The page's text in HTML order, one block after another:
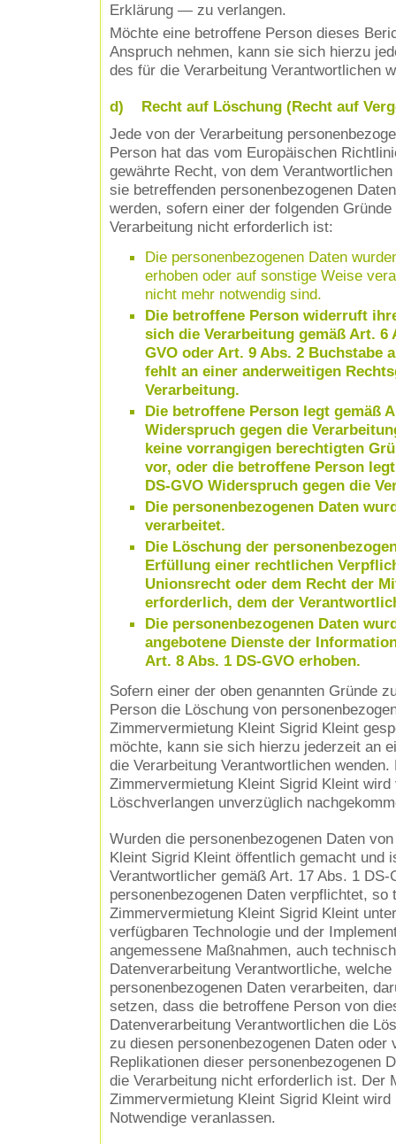
Erklärung — zu verlangen.
Möchte eine betroffene Person dieses
Anspruch nehmen, kann sie sich hierzu
des für die Verarbeitung Verantwortlichen
d) Recht auf Löschung (Recht auf
Jede von der Verarbeitung
Person hat das vom Europäischen
gewährte Recht, von dem
sie betreffenden personenbezogenen
werden, sofern einer der folgenden
Verarbeitung nicht erforderlich ist:
Die personenbezogenen Daten
erhoben oder auf sonstige Weise
nicht mehr notwendig sind.
Die betroffene Person widerruft
sich die Verarbeitung gemäß Art. 6
GVO oder Art. 9 Abs. 2 Buchstabe
fehlt an einer anderweitigen
Verarbeitung.
Die betroffene Person legt gemäß
Widerspruch gegen die
keine vorrangigen berechtigten
vor, oder die betroffene Person
DS-GVO Widerspruch gegen die
Die personenbezogenen Daten
verarbeitet.
Die Löschung der
Erfüllung einer rechtlichen
Unionsrecht oder dem Recht der
erforderlich, dem der
Die personenbezogenen Daten
angebotene Dienste der
Art. 8 Abs. 1 DS-GVO erhoben.
Sofern einer der oben genannten Gründe
Person die Löschung von
Zimmervermietung Kleint Sigrid Kleint
möchte, kann sie sich hierzu jederzeit an
die Verarbeitung Verantwortlichen
Zimmervermietung Kleint Sigrid Kleint
Löschverlangen unverzüglich
Wurden die personenbezogenen Daten
Kleint Sigrid Kleint öffentlich gemacht und
Verantwortlicher gemäß Art. 17 Abs. 1
personenbezogenen Daten verpflichtet, so
Zimmervermietung Kleint Sigrid Kleint
verfügbaren Technologie und der
angemessene Maßnahmen, auch
Datenverarbeitung Verantwortliche,
personenbezogenen Daten verarbeiten,
setzen, dass die betroffene Person von
Datenverarbeitung Verantwortlichen die
zu diesen personenbezogenen Daten oder
Replikationen dieser personenbezogenen
die Verarbeitung nicht erforderlich ist. Der
Zimmervermietung Kleint Sigrid Kleint
Notwendige veranlassen.